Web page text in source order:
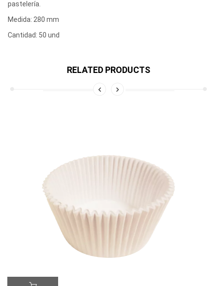
pastelería.
Medida: 280 mm
Cantidad: 50 und
RELATED PRODUCTS